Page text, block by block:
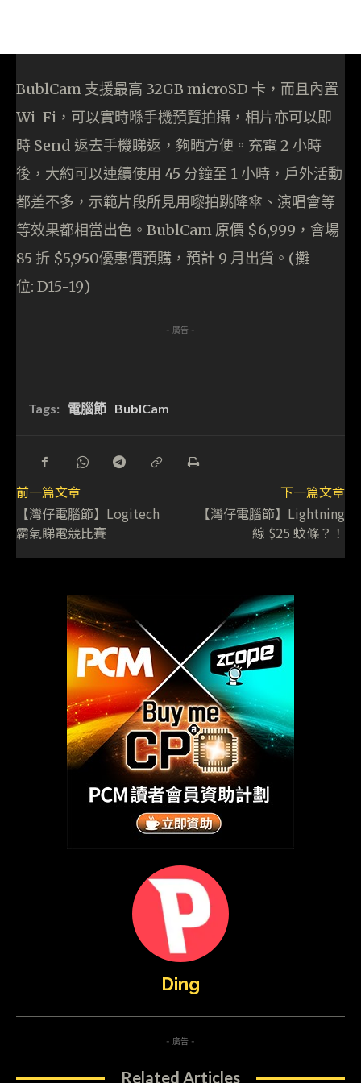
BublCam 支援最高 32GB microSD 卡，而且內置
Wi-Fi，可以實時喺手機預覽拍攝，相片亦可以即
時 Send 返去手機睇返，夠晒方便。充電 2 小時
後，大約可以連續使用 45 分鐘至 1 小時，戶外活動
都差不多，示範片段所見用嚟拍跳降傘、演唱會等
等效果都相當出色。BublCam 原價 $6,999，會場
85 折 $5,950優惠價預購，預計 9 月出貨。(攤
位: D15-19)
- 廣告 -
Tags: 電腦節 BublCam
前一篇文章
【灣仔電腦節】Logitech
霸氣睇電競比賽
下一篇文章
【灣仔電腦節】Lightning
線 $25 蚊條？！
Ding
- 廣告 -
Related Articles